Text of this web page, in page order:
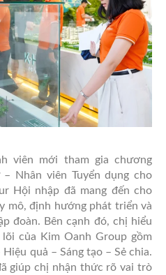
viên mới tham gia chương
Nhân viên Tuyển dụng cho
Hội nhập đã mang đến cho
mô, định hướng phát triển và
đoàn. Bên cạnh đó, chị hiểu
của Kim Oanh Group gồm
quả – Sáng tạo – Sẻ chia.
giúp chị nhận thức rõ vai trò